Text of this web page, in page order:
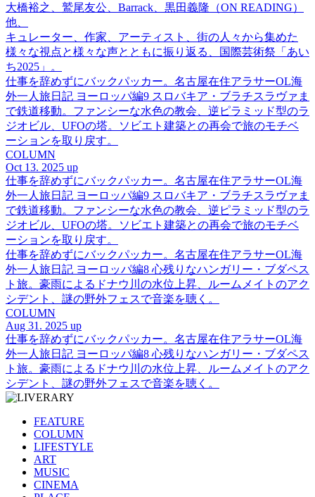
大橋裕之、鷲尾友公、Barrack、黒田義隆（ON READING）
他、
キュレーター、作家、アーティスト、街の人々から集めた
様々な視点と様々な声とともに振り返る、国際芸術祭「あい
ち2025」。
仕事を辞めずにバックパッカー。名古屋在住アラサーOL海
外一人旅日記 ヨーロッパ編9 スロバキア・ブラチスラヴァま
で鉄道移動。ファンシーな水色の教会、逆ピラミッド型のラ
ジオビル、UFOの塔。ソビエト建築との再会で旅のモチベ
ーションを取り戻す。
COLUMN
Oct 13. 2025 up
仕事を辞めずにバックパッカー。名古屋在住アラサーOL海
外一人旅日記 ヨーロッパ編9 スロバキア・ブラチスラヴァま
で鉄道移動。ファンシーな水色の教会、逆ピラミッド型のラ
ジオビル、UFOの塔。ソビエト建築との再会で旅のモチベ
ーションを取り戻す。
仕事を辞めずにバックパッカー。名古屋在住アラサーOL海
外一人旅日記 ヨーロッパ編8 心残りなハンガリー・ブダペス
ト旅。豪雨によるドナウ川の水位上昇、ルームメイトのアク
シデント、謎の野外フェスで音楽を聴く。
COLUMN
Aug 31. 2025 up
仕事を辞めずにバックパッカー。名古屋在住アラサーOL海
外一人旅日記 ヨーロッパ編8 心残りなハンガリー・ブダペス
ト旅。豪雨によるドナウ川の水位上昇、ルームメイトのアク
シデント、謎の野外フェスで音楽を聴く。
FEATURE
COLUMN
LIFESTYLE
ART
MUSIC
CINEMA